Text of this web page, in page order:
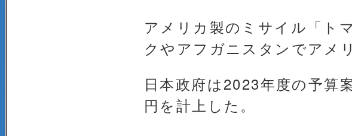
アメリカ製のミサイル「ト
クやアフガニスタンでアメ
日本政府は2023年度の予算
円を計上した。